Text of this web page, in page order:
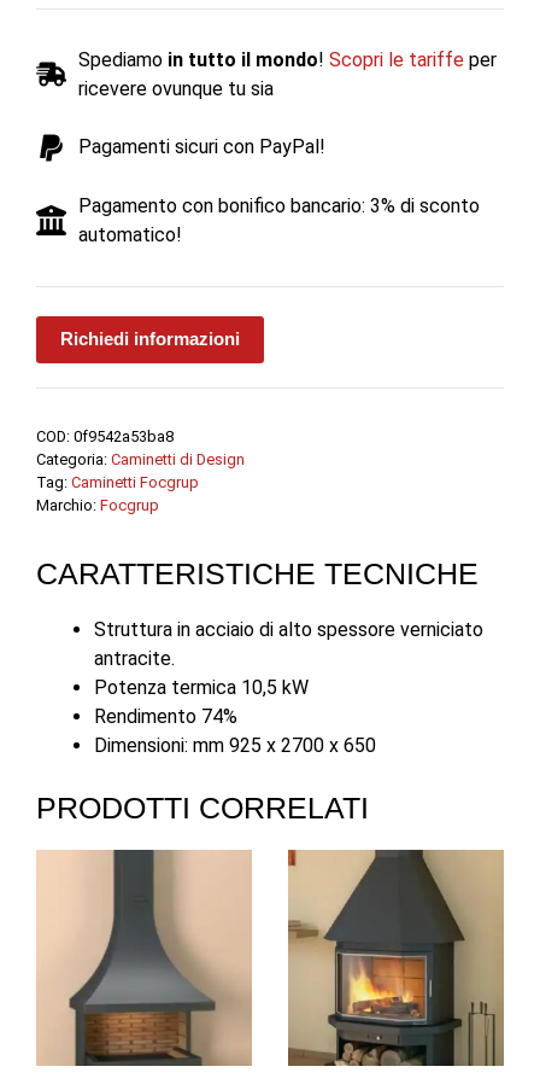
legna
CH
51
12
-
Spediamo in tutto il mondo! Scopri le tariffe per
ricevere ovunque tu sia
Pagamenti sicuri con PayPal!
Pagamento con bonifico bancario: 3% di sconto
automatico!
Richiedi informazioni
COD: 0f9542a53ba8
Categoria: Caminetti di Design
Tag: Caminetti Focgrup
Marchio: Focgrup
CARATTERISTICHE TECNICHE
Struttura in acciaio di alto spessore verniciato
antracite.
Potenza termica 10,5 kW
Rendimento 74%
Dimensioni: mm 925 x 2700 x 650
PRODOTTI CORRELATI